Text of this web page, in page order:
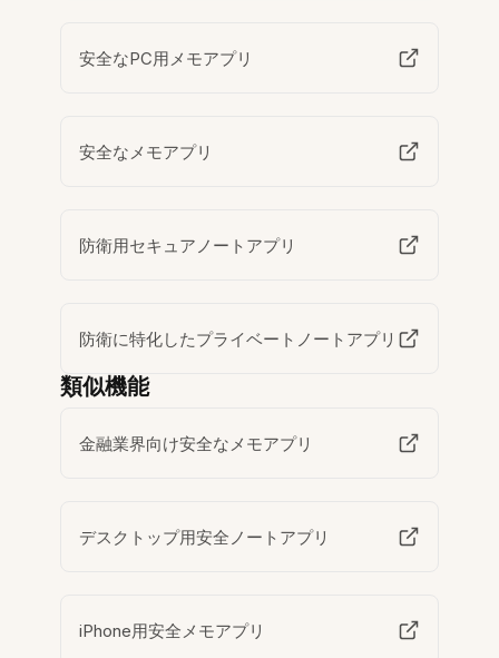
安全なPC用メモアプリ
安全なメモアプリ
防衛用セキュアノートアプリ
防衛に特化したプライベートノートアプリ
類似機能
金融業界向け安全なメモアプリ
デスクトップ用安全ノートアプリ
iPhone用安全メモアプリ